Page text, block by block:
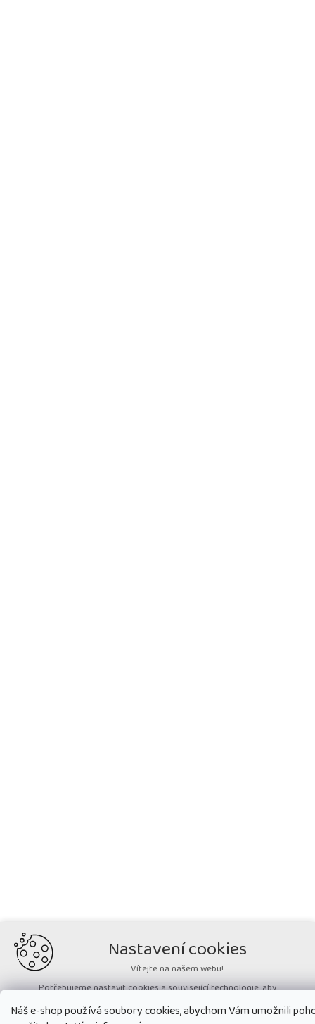
Náš e-shop používá soubory cookies, abychom Vám umožnili
Nastavení cookies
Vítejte na našem webu!
Potřebujeme nastavit cookies a související technologie, aby
přesně to, co potřebujete. Soubory cookies používané na našem webu